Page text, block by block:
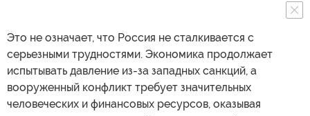
Это не означает, что Россия не сталкивается с
серьезными трудностями. Экономика продолжает
испытывать давление из-за западных санкций, а
вооруженный конфликт требует значительных
человеческих и финансовых ресурсов, оказывая